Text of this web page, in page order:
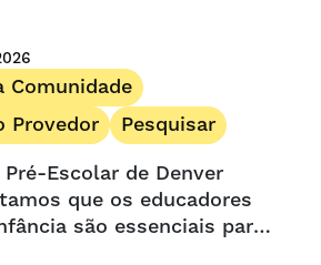
Comunidade
Provedor
Pesquisar
Pré-Escolar de Denver
que os educadores
são essenciais para